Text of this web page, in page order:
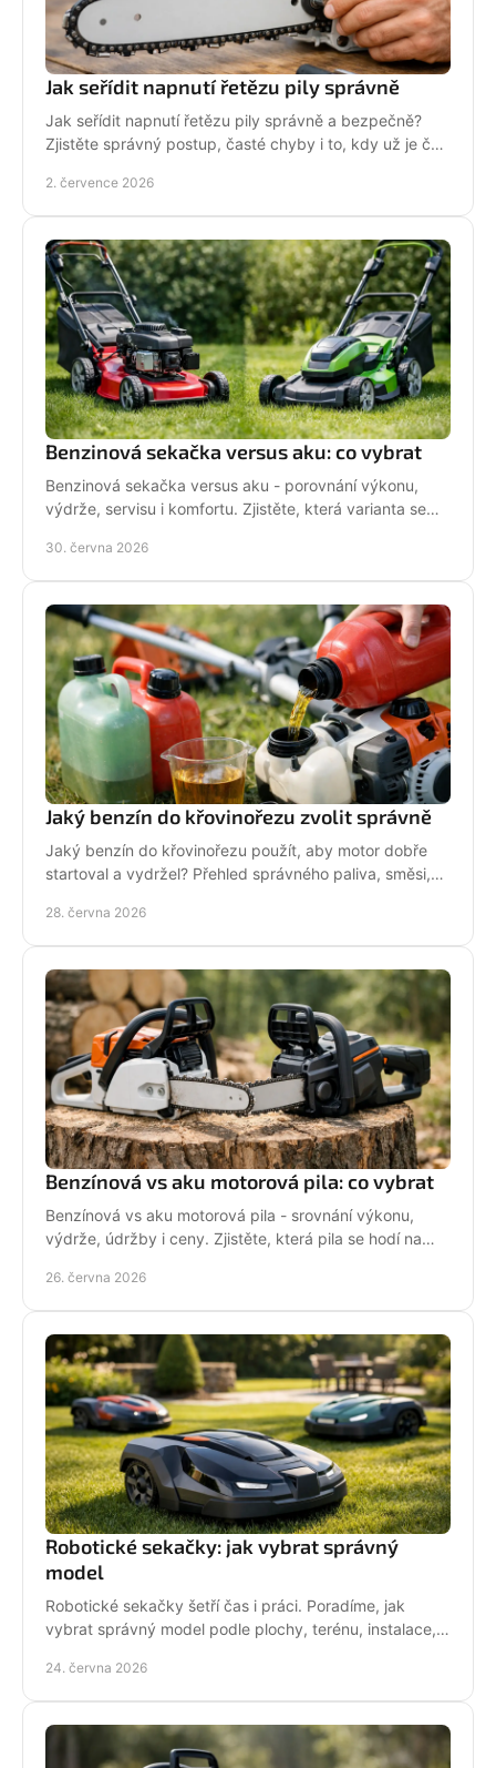
Jak seřídit napnutí řetězu pily správně
Jak seřídit napnutí řetězu pily správně a bezpečně?
Zjistěte správný postup, časté chyby i to, kdy už je čas
2. července 2026
Benzinová sekačka versus aku: co vybrat
Benzinová sekačka versus aku - porovnání výkonu,
výdrže, servisu i komfortu. Zjistěte, která varianta se
30. června 2026
Jaký benzín do křovinořezu zvolit správně
Jaký benzín do křovinořezu použít, aby motor dobře
startoval a vydržel? Přehled správného paliva, směsi,
28. června 2026
Benzínová vs aku motorová pila: co vybrat
Benzínová vs aku motorová pila - srovnání výkonu,
výdrže, údržby i ceny. Zjistěte, která pila se hodí na
26. června 2026
Robotické sekačky: jak vybrat správný
model
Robotické sekačky šetří čas i práci. Poradíme, jak
vybrat správný model podle plochy, terénu, instalace,
24. června 2026